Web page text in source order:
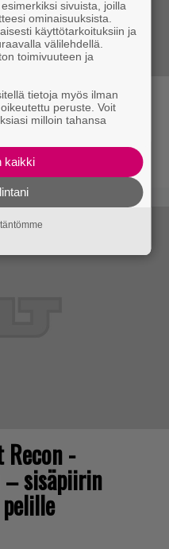
vuotta sitten
sai
Recon -
sisäpiirin
sivuista, joilla
ominaisuuksista.
käyttötarkoituksiin ja
välilehdellä.
toimivuuteen ja
tietoja myös ilman
peruste. Voit
milloin tahansa
kaikki